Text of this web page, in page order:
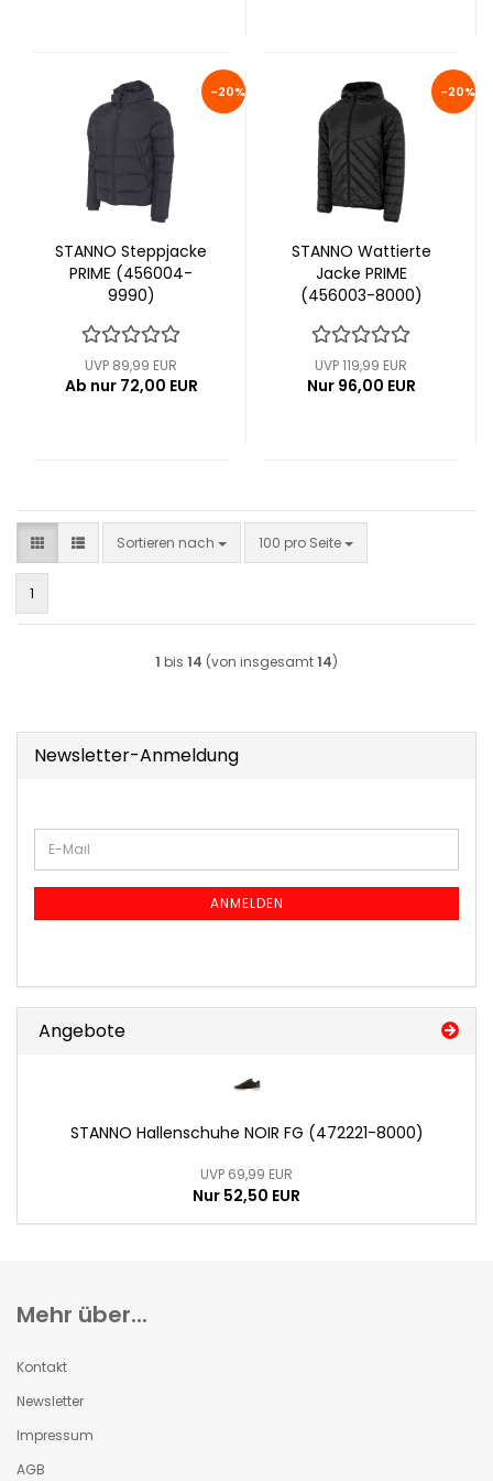
-20%
STANNO Steppjacke
PRIME (456004-
9990)
UVP 89,99 EUR
Ab nur 72,00 EUR
-20%
STANNO Wattierte
Jacke PRIME
(456003-8000)
UVP 119,99 EUR
Nur 96,00 EUR
Sortieren nach
Sortieren nach 100 pro Seite
pro Seite
1
1 bis 14 (von insgesamt14)
Newsletter-Anmeldung
ZUR
NEWSLETTER-
ANMELDUNG
E-
Mail
ANMELDEN
Angebote
STANNO Hallenschuhe NOIR FG (472221-8000)
UVP 69,99 EUR
Nur 52,50 EUR
Mehr über...
Kontakt
Newsletter
Impressum
AGB